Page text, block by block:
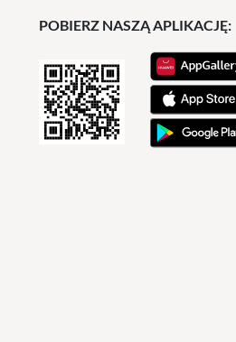
POBIERZ NASZĄ APLIKACJĘ: